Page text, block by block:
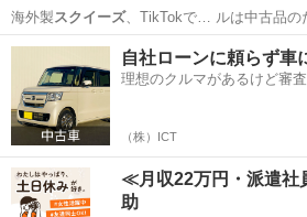
海外製 スクイーズ、TikTokで… ルは中古品の
うなもの… ください。 #スクイーズ#海外製
神奈川 川崎市 その他 スクイーズ
自社ローンに頼らず車
理想のクルマがあるけど審
（株）ICT
≪月収22万円・派遣社
助